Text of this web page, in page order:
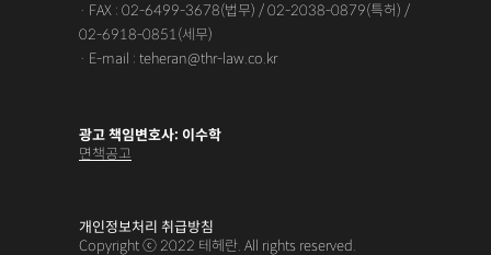
· FAX : 02-6499-3678(법무) / 02-2038-0879(특허) /
02-6918-0851(세무)
· E-mail : teheran@thr-law.co.kr
광고 책임변호사: 이수학
면책공고
개인정보처리 취급방침
Copyright ⓒ 2022 테헤란. All rights reserved.